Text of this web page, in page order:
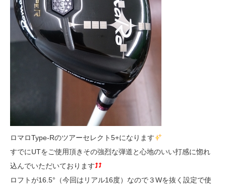
ロマロType-Rのツアーセレクト5+になります
すでにUTをご使用頂きその強烈な弾道と心地のいい打感に惚れ
込んでいただいております
ロフトが16.5°（今回はリアル16度）なので３Wを抜く設定で使